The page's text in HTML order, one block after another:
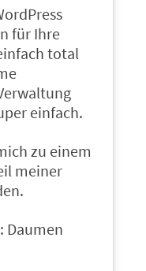
für Ihre
total
einfach.
zu einem
meiner
Daumen